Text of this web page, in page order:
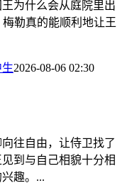
为什么会从庭院里出
勒真的能顺利地让王
2026-08-06 02:30
往自由，让侍卫找了
到与自己相貌十分相
趣。...